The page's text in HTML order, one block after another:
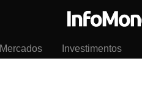
Mercados Investimentos